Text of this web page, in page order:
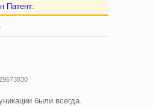
Патент:
были всегда.